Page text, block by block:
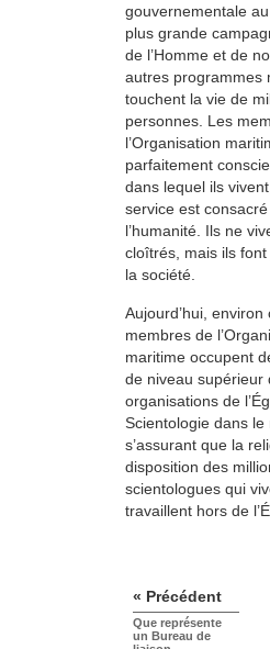
gouvernementale
plus grande
de l’Homme et de
autres programmes
touchent la vie de
personnes. Les
l’Organisation
parfaitement
dans lequel ils
service est
l’humanité. Ils ne
cloîtrés, mais ils font
la société.
Aujourd’hui, environ
membres de
maritime occupent
de niveau supérieur
organisations de
Scientologie dans le
s’assurant que la
disposition des
scientologues qui
travaillent hors de
« Précédent
Que représente
un Bureau de